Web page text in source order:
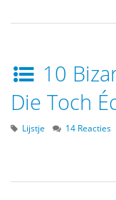
10
Die Toch
Lijstje 14 Reacties